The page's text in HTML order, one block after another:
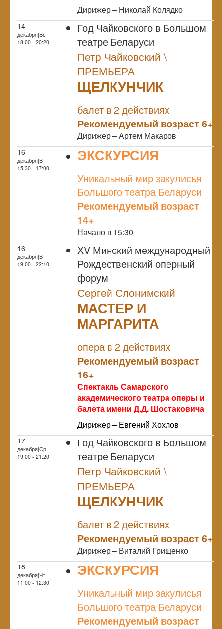
Дирижер – Николай Колядко
14
декабря|Вс
18:00 - 20:20
Год Чайковского в Большом
театре Беларуси
Петр Чайковский \
ПРЕМЬЕРА
ЩЕЛКУНЧИК
балет в 2 действиях
Рекомендуемый возраст 6+
Дирижер – Артем Макаров
16
декабря|Вт
15:30 - 17:00
ЭКСКУРСИЯ
Уникальный мир закулисья
Большого театра Беларуси
Рекомендуемый возраст
14+
Начало в 15:30
16
декабря|Вт
19:00 - 22:10
XV Минский международный
Рождественский оперный
форум
Сергей Слонимский
МАСТЕР И
МАРГАРИТА
опера в 2 действиях
Рекомендуемый возраст
16+
Спектакль Самарского
академического театра оперы и
балета имени Д.Д. Шостаковича
Дирижер – Евгений Хохлов
17
декабря|Ср
19:00 - 21:20
Год Чайковского в Большом
театре Беларуси
Петр Чайковский \
ПРЕМЬЕРА
ЩЕЛКУНЧИК
балет в 2 действиях
Рекомендуемый возраст 6+
Дирижер – Виталий Грищенко
18
декабря|Чт
11:00 - 12:30
ЭКСКУРСИЯ
Уникальный мир закулисья
Большого театра Беларуси
Рекомендуемый возраст